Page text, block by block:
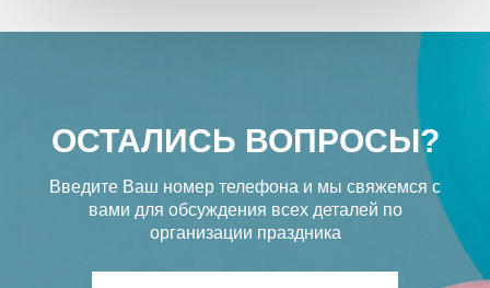
ОСТАЛИСЬ ВОПРОСЫ?
Введите Ваш номер телефона и мы свяжемся с
вами для обсуждения всех деталей по
организации праздника